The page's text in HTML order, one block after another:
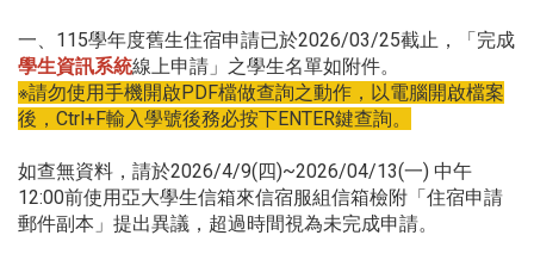
一、115學年度舊生住宿申請已於2026/03/25截止，「完成
學生資訊系統線上申請」之學生名單如附件。
※請勿使用手機開啟PDF檔做查詢之動作，以電腦開啟檔案
後，Ctrl+F輸入學號後務必按下ENTER鍵查詢。
如查無資料，請於2026/4/9(四)~2026/04/13(一) 中午
12:00前使用亞大學生信箱來信宿服組信箱檢附「住宿申請
郵件副本」提出異議，超過時間視為未完成申請。